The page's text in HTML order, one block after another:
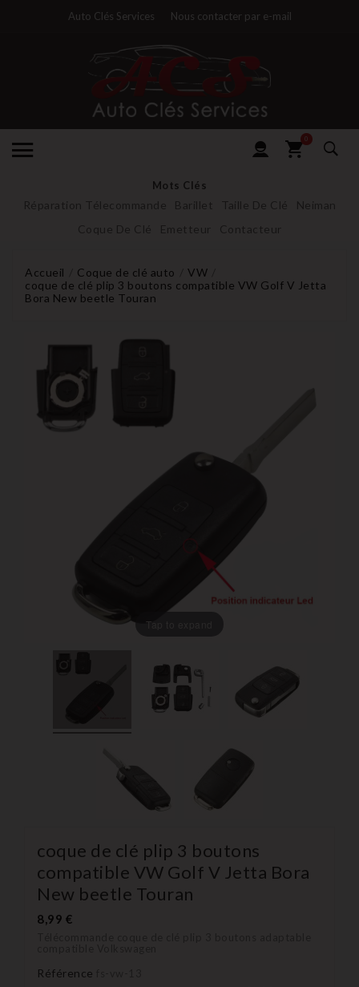
Auto Clés Services Nous contacter par e-mail
0
Mots Clés
Réparation Télecommande Barillet Taille De Clé
Neiman
Coque De Clé
Emetteur Contacteur
Accueil Coque de clé auto
VW
coque de clé plip 3 boutons compatible VW Golf V Jetta
Bora New beetle Touran
Tap to expand
coque de clé plip 3 boutons
compatible VW Golf V Jetta Bora
New beetle Touran
8,99 €
Référence